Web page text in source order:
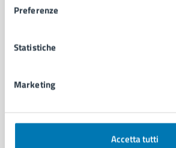
Preferenze
Statistiche
Marketing
Accetta tutti
Personale amministrativo
Intranet, posta aziendale e protocollo
CATEGORIE DI SERVIZIO